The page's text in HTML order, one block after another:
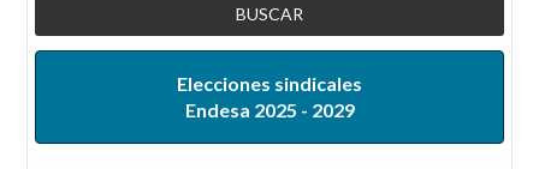
Elecciones sindicales
Endesa 2025 - 2029